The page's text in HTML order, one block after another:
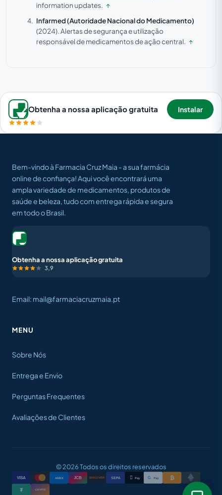
information updates. ↑
Infarmed (Autoridade Nacional do Medicamento)
(2024).Alertas de segurança e utilização
responsável de medicamentos de ação central. ↑
Obtenha a nossa aplicação gratuita Instalar
Bem-vindo à Farmacia Cruz Maia - a sua farmácia
online de confiança! Aqui você encontrará uma
ampla variedade de medicamentos, produtos de
saúde e beleza, tudo com entrega rápida e segura
em todo o Brasil.
Obtenha a nossa aplicação gratuita
3,9
Email: mail@farmaciacruzmaia.pt
MENU
Sobre Nós
Entrega e Envio
Perguntas Frequentes
Avaliações de Clientes
© 2026 Todos os direitos reservados
VISA AMEX JCB DISCOVER SEPA  Pay G Pay ₿
₮ CRYPTO